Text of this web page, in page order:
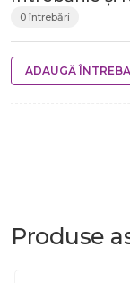
0 întrebări
ADAUGĂ
Produse